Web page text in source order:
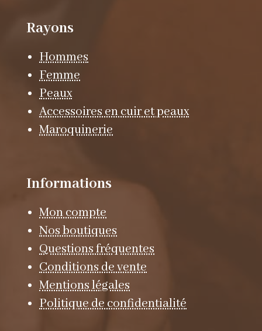
Rayons
Hommes
Femme
Peaux
Accessoires en cuir et peaux
Maroquinerie
Informations
Mon compte
Nos boutiques
Questions fréquentes
Conditions de vente
Mentions légales
Politique de confidentialité